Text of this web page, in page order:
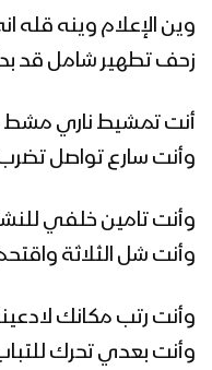
زامل
زامل
1438هـ
زامل
1439هـ
زامل يا
وين الإعلام وينه قله
زحف تطهير شامل قد
أنت تمشيط ناري مشط
وأنت سارع تواصل
وأنت تامين خلفي
وأنت شل الثلاثة
وأنت رتب مكانك
وأنت بعدي تحرك